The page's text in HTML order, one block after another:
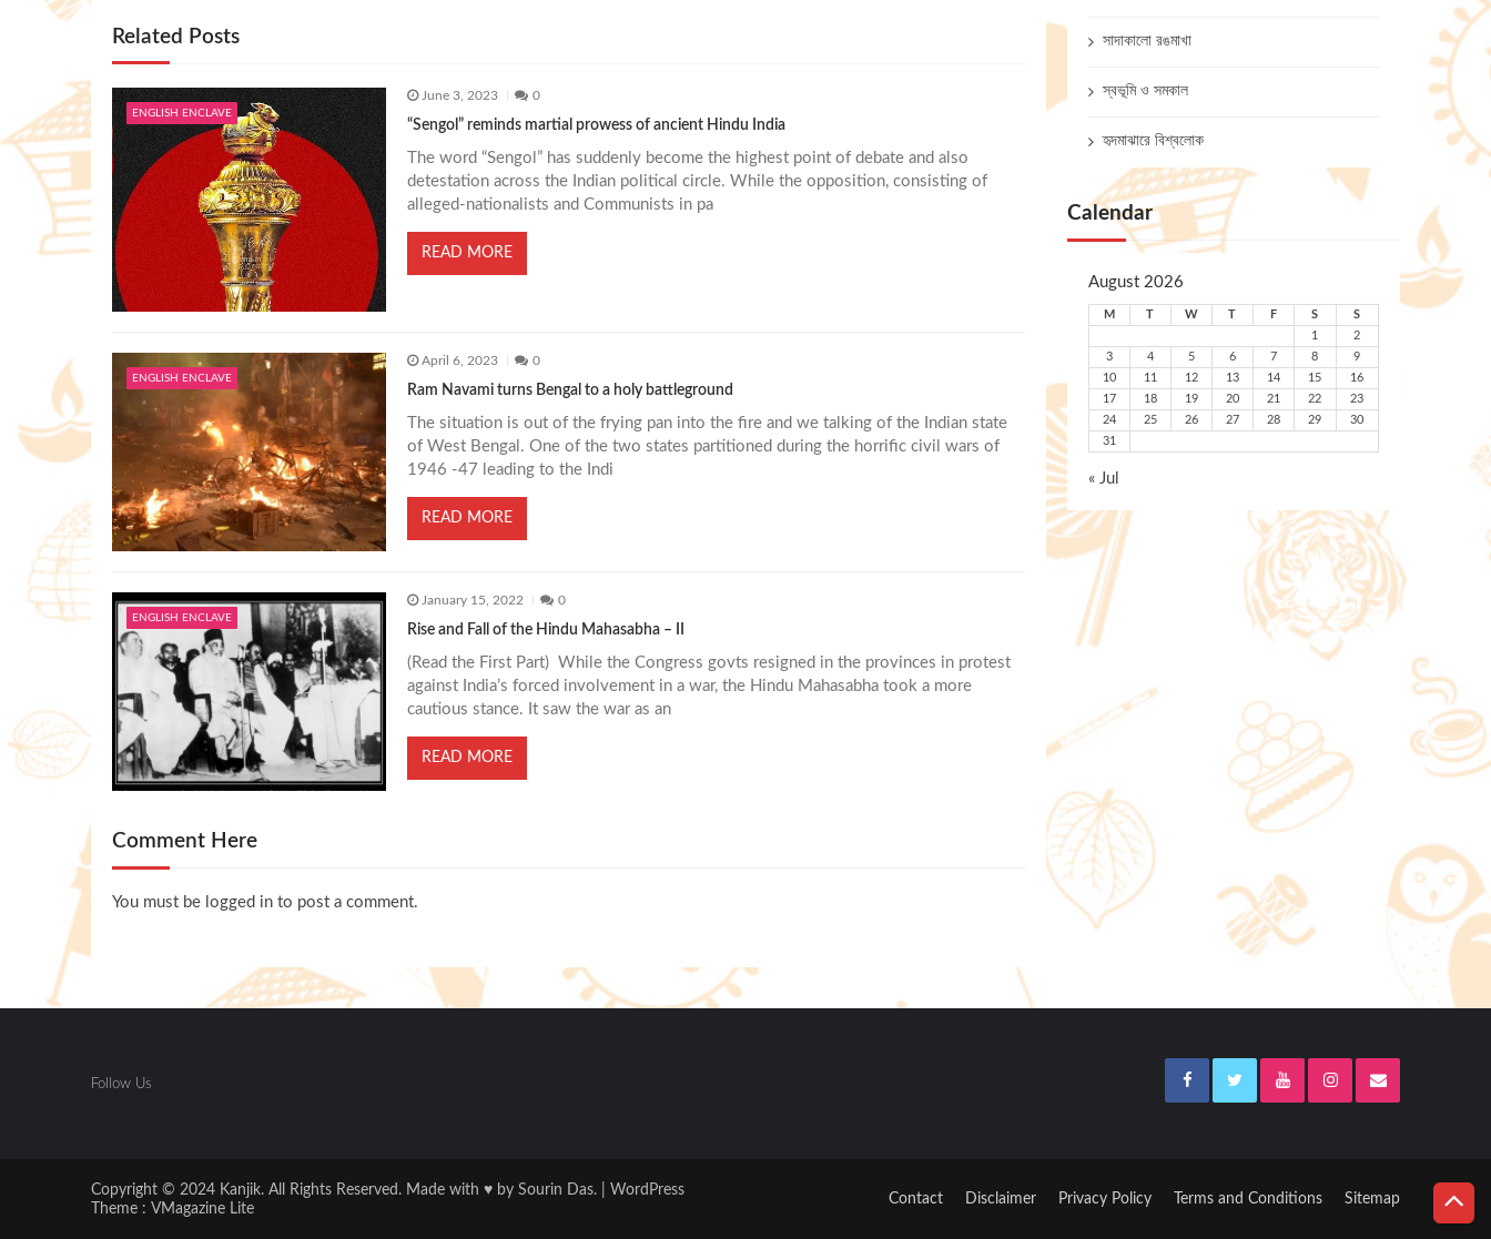
t
n
a
v
i
g
a
t
i
n
Related Posts
ENGLISH ENCLAVE
June 3, 2023 0
“Sengol” reminds martial prowess of ancient Hindu India
The word “Sengol” has suddenly become the highest point of debate and also
detestation across the Indian political circle. While the opposition, consisting of
alleged-nationalists and Communists in pa
READ MORE
ENGLISH ENCLAVE
April 6, 2023 0
Ram Navami turns Bengal to a holy battleground
The situation is out of the frying pan into the fire and we talking of the Indian state
of West Bengal. One of the two states partitioned during the horrific civil wars of
1946 -47 leading to the Indi
READ MORE
ENGLISH ENCLAVE
January 15, 2022 0
Rise and Fall of the Hindu Mahasabha – II
(Read the First Part) While the Congress govts resigned in the provinces in protest
against India’s forced involvement in a war, the Hindu Mahasabha took a more
cautious stance. It saw the war as an
READ MORE
Comment Here
You must be logged into post a comment.
সাদাকালো রঙমাখা
স্বভূমি ও সমকাল
হৃদমাঝারে বিশ্বলোক
Calendar
August 2026
M W F S
S
1
2
3
4 5 6 7 8
9
10
11 12 13 14 15
16
17
18 19 20 21 22
23
24
25 26 27 28 29
30
31
« Jul
Follow Us
Copyright © 2024 Kanjik. All Rights Reserved. Made with ♥ by Sourin Das. | WordPress
Theme : VMagazine Lite
Contact Disclaimer Privacy Policy Terms and Conditions Sitemap